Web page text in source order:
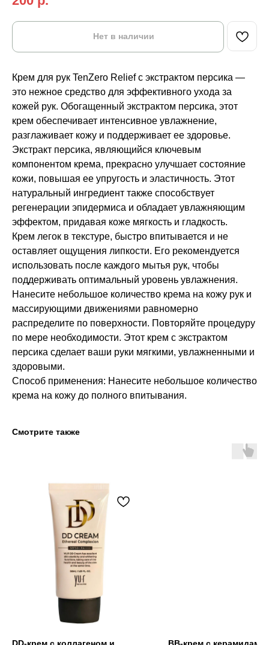
Нет в наличии
Крем для рук TenZero Relief с экстрактом персика —
это нежное средство для эффективного ухода за
кожей рук. Обогащенный экстрактом персика, этот
крем обеспечивает интенсивное увлажнение,
разглаживает кожу и поддерживает ее здоровье.
Экстракт персика, являющийся ключевым
компонентом крема, прекрасно улучшает состояние
кожи, повышая ее упругость и эластичность. Этот
натуральный ингредиент также способствует
регенерации эпидермиса и обладает увлажняющим
эффектом, придавая коже мягкость и гладкость.
Крем легок в текстуре, быстро впитывается и не
оставляет ощущения липкости. Его рекомендуется
использовать после каждого мытья рук, чтобы
поддерживать оптимальный уровень увлажнения.
Нанесите небольшое количество крема на кожу рук и
массирующими движениями равномерно
распределите по поверхности. Повторяйте процедуру
по мере необходимости. Этот крем с экстрактом
персика сделает ваши руки мягкими, увлажненными и
здоровыми.
Способ применения: Нанесите небольшое количество
крема на кожу до полного впитывания.
Смотрите также
DD-крем с коллагеном и
BB-крем с керамидами